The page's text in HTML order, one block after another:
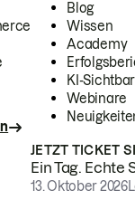
Blog
Wissen
Academy
KI-
Webinare
JETZT TICKET
Ein Tag.
13. Oktober 2026